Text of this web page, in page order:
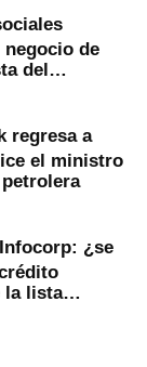
de
del
regresa a
el ministro
¿se
la lista